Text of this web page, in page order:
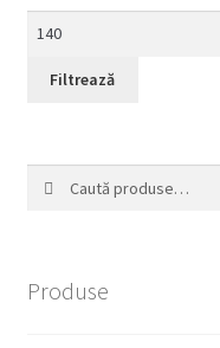
Filtrează
Produse